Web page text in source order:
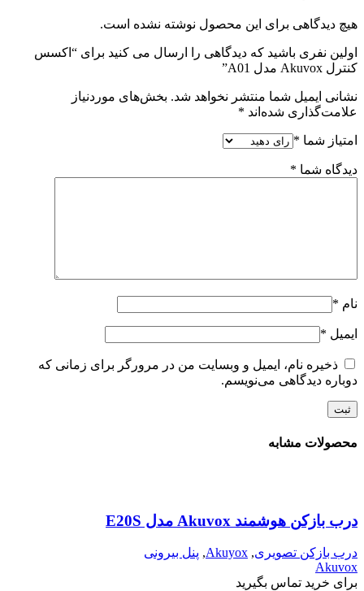
هیچ دیدگاهی برای این محصول نوشته نشده است.
اولین نفری باشید که دیدگاهی را ارسال می کنید برای “اکسس
کنترل Akuvox مدل A01”
نشانی ایمیل شما منتشر نخواهد شد. بخش‌های موردنیاز
علامت‌گذاری شده‌اند *
امتیاز شما *
دیدگاه شما *
نام *
ایمیل *
ذخیره نام، ایمیل و وبسایت من در مرورگر برای زمانی که
دوباره دیدگاهی می‌نویسم.
محصولات مشابه
درب بازکن هوشمند Akuvox مدل E20S
درب بازکن تصویری,
Akuyox
, پنل بیرونی
Akuvox
برای خرید تماس بگیرید